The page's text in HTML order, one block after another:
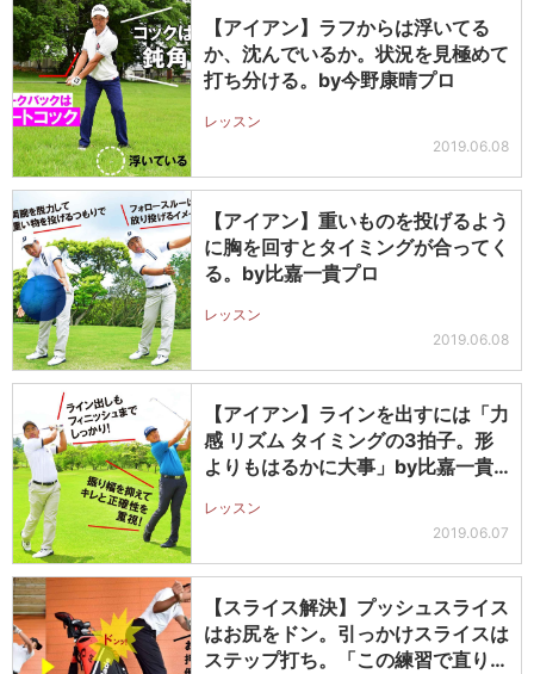
【アイアン】ラフからは浮いてる
か、沈んでいるか。状況を見極めて
打ち分ける。by今野康晴プロ
レッスン
2019.06.08
【アイアン】重いものを投げるよう
に胸を回すとタイミングが合ってく
る。by比嘉一貴プロ
レッスン
2019.06.08
【アイアン】ラインを出すには「力
感 リズム タイミングの3拍子。形
よりもはるかに大事」by比嘉一貴
レッスン
2019.06.07
【スライス解決】プッシュスライス
はお尻をドン。引っかけスライスは
ステップ打ち。「この練習で直りま